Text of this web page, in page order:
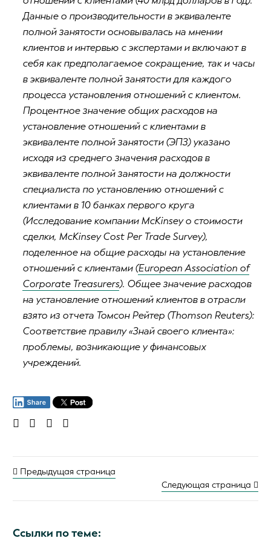
Данные о производительности в эквиваленте
полной занятости основывалась на мнении
клиентов и интервью с экспертами и включают в
себя как предполагаемое сокращение, так и часы
в эквиваленте полной занятости для каждого
процесса установления отношений с клиентом.
Процентное значение общих расходов на
установление отношений с клиентами в
эквиваленте полной занятости (ЭПЗ) указано
исходя из среднего значения расходов в
эквиваленте полной занятости на должности
специалиста по установлению отношений с
клиентами в 10 банках первого круга
(Исследование компании McKinsey о стоимости
сделки, McKinsey Cost Per Trade Survey),
поделенное на общие расходы на установление
отношений с клиентами (European Association of
Corporate Treasurers). Общее значение расходов
на установление отношений клиентов в отрасли
взято из отчета Томсон Рейтер (Thomson Reuters):
Соответствие правилу «Знай своего клиента»:
проблемы, возникающие у финансовых
учреждений.
Предыдущая страница
Следующая страница
Ссылки по теме: